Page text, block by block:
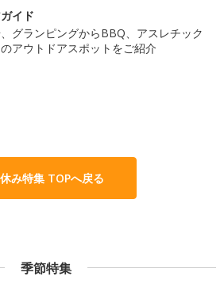
イド
グランピングからBBQ、アスレチック
アウトドアスポットをご紹介
み特集 TOPへ戻る
季節特集